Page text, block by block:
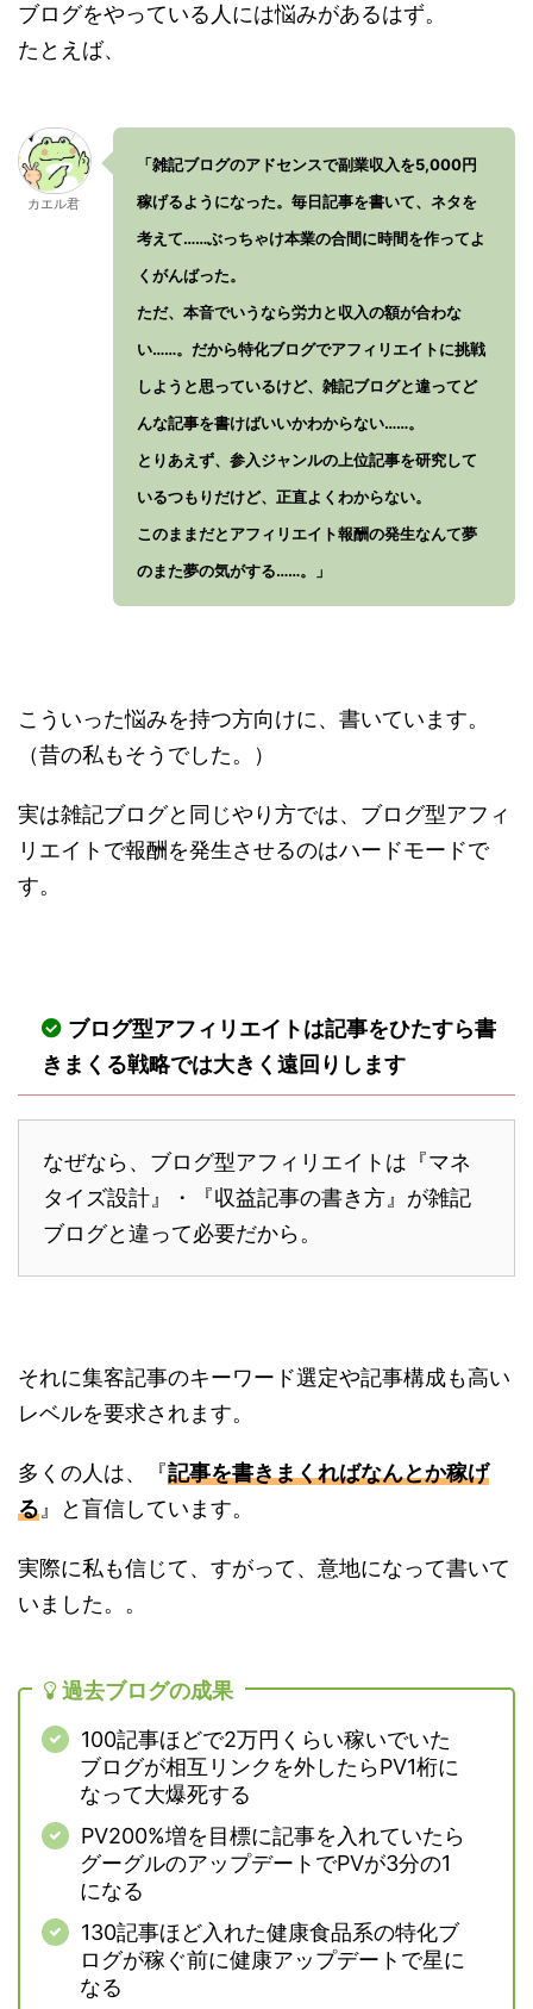
ブログをやっている人には悩みがあるはず。
たとえば、
カエル君
「雑記ブログのアドセンスで副業収入を5,000円
稼げるようになった。毎日記事を書いて、ネタを
考えて……ぶっちゃけ本業の合間に時間を作ってよ
くがんばった。
ただ、本音でいうなら労力と収入の額が合わな
い……。だから特化ブログでアフィリエイトに挑戦
しようと思っているけど、雑記ブログと違ってど
んな記事を書けばいいかわからない……。
とりあえず、参入ジャンルの上位記事を研究して
いるつもりだけど、正直よくわからない。
このままだとアフィリエイト報酬の発生なんて夢
のまた夢の気がする……。」
こういった悩みを持つ方向けに、書いています。
（昔の私もそうでした。）
実は雑記ブログと同じやり方では、ブログ型アフィ
リエイトで報酬を発生させるのはハードモードで
す。
ブログ型アフィリエイトは記事をひたすら書
きまくる戦略では大きく遠回りします
なぜなら、ブログ型アフィリエイトは『マネ
タイズ設計』・『収益記事の書き方』が雑記
ブログと違って必要だから。
それに集客記事のキーワード選定や記事構成も高い
レベルを要求されます。
多くの人は、『記事を書きまくればなんとか稼げ
る 』と盲信しています。
実際に私も信じて、すがって、意地になって書いて
いました。。
過去ブログの成果
100記事ほどで2万円くらい稼いでいた
ブログが相互リンクを外したらPV1桁に
なって大爆死する
PV200%増を目標に記事を入れていたら
グーグルのアップデートでPVが3分の1
になる
130記事ほど入れた健康食品系の特化ブ
ログが稼ぐ前に健康アップデートで星に
なる